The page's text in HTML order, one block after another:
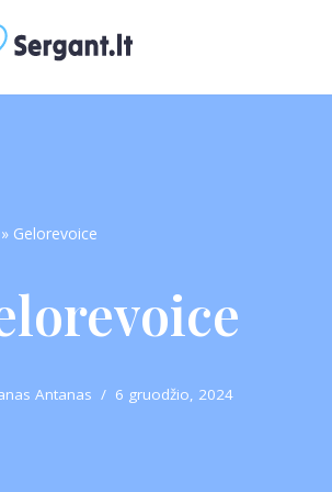
» Gelorevoice
Antanas 6 gruodžio, 2024